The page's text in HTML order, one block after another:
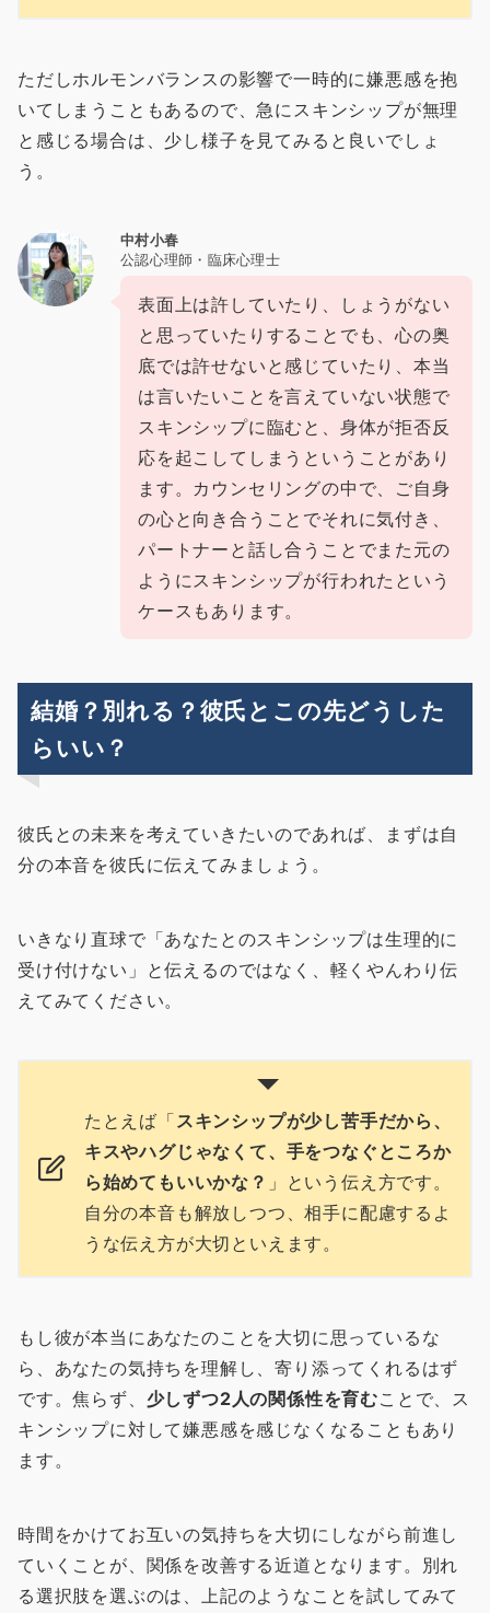
ただしホルモンバランスの影響で一時的に嫌悪感を抱
いてしまうこともあるので、急にスキンシップが無理
と感じる場合は、少し様子を見てみると良いでしょ
う。
中村小春
公認心理師・臨床心理士
表面上は許していたり、しょうがない
と思っていたりすることでも、心の奥
底では許せないと感じていたり、本当
は言いたいことを言えていない状態で
スキンシップに臨むと、身体が拒否反
応を起こしてしまうということがあり
ます。カウンセリングの中で、ご自身
の心と向き合うことでそれに気付き、
パートナーと話し合うことでまた元の
ようにスキンシップが行われたという
ケースもあります。
結婚？別れる？彼氏とこの先どうした
らいい？
彼氏との未来を考えていきたいのであれば、まずは自
分の本音を彼氏に伝えてみましょう。
いきなり直球で「あなたとのスキンシップは生理的に
受け付けない」と伝えるのではなく、軽くやんわり伝
えてみてください。
たとえば「 スキンシップが少し苦手だから、
キスやハグじゃなくて、手をつなぐところか
ら始めてもいいかな？ 」という伝え方です。
自分の本音も解放しつつ、相手に配慮するよ
うな伝え方が大切といえます。
もし彼が本当にあなたのことを大切に思っているな
ら、あなたの気持ちを理解し、寄り添ってくれるはず
です。焦らず、 少しずつ2人の関係性を育むことで、ス
キンシップに対して嫌悪感を感じなくなることもあり
ます。
時間をかけてお互いの気持ちを大切にしながら前進し
ていくことが、関係を改善する近道となります。別れ
る選択肢を選ぶのは、上記のようなことを試してみて